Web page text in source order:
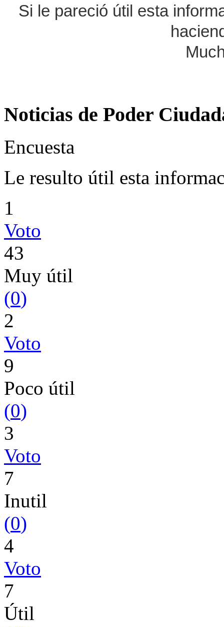
Si le pareció útil esta
Noticias de Poder
Encuesta
Le resulto útil esta
1
Voto
43
Muy útil
(0)
2
Voto
9
Poco útil
(0)
3
Voto
7
Inutil
(0)
4
Voto
7
Útil